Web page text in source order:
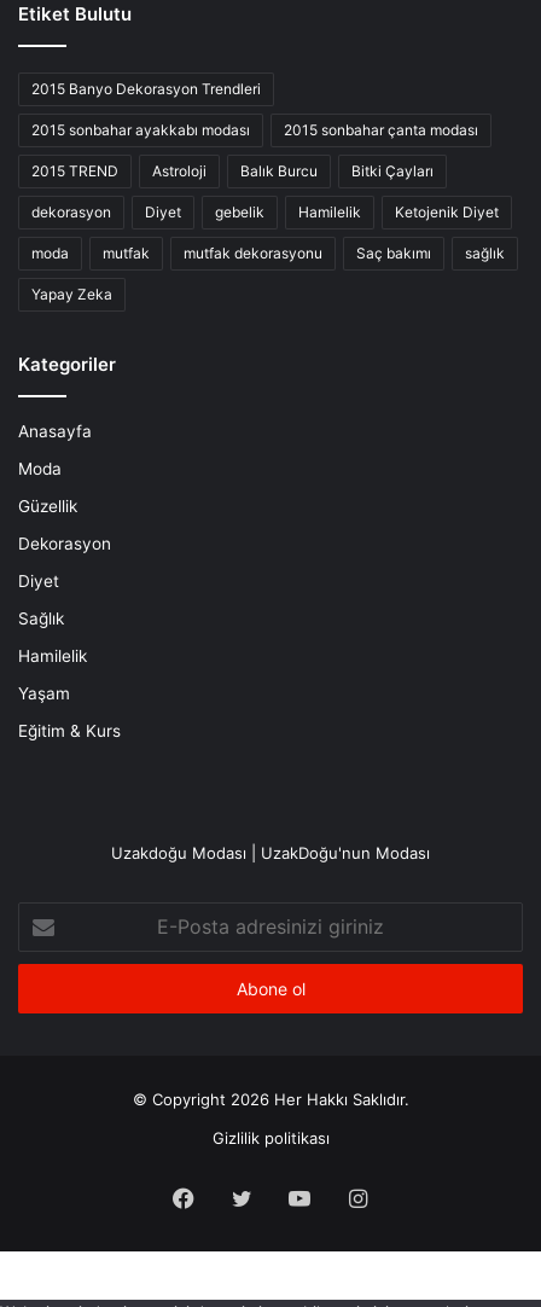
Etiket Bulutu
2015 Banyo Dekorasyon Trendleri
2015 sonbahar ayakkabı modası 2015 sonbahar çanta modası
2015 TREND Astroloji Balık Burcu Bitki Çayları
dekorasyon Diyet gebelik Hamilelik Ketojenik Diyet
moda mutfak mutfak dekorasyonu Saç bakımı sağlık
Yapay Zeka
Kategoriler
Anasayfa
Moda
Güzellik
Dekorasyon
Diyet
Sağlık
Hamilelik
Yaşam
Eğitim & Kurs
Uzakdoğu Modası | UzakDoğu'nun Modası
Posta
adresinizi
© Copyright 2026 Her Hakkı Saklıdır.
Gizlilik politikası
Facebook
X YouTubeInstagram